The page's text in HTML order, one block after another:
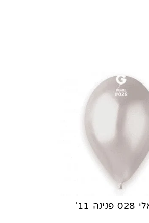
גיימר מטאלי 028 פנינה 11'